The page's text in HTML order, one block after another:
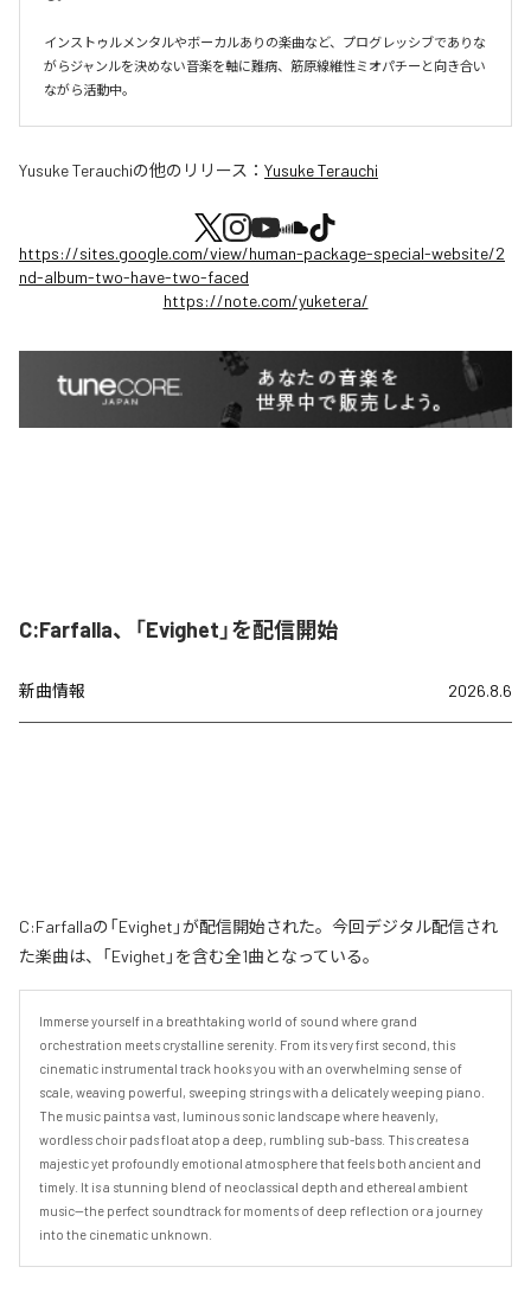
インストゥルメンタルやボーカルありの楽曲など、プログレッシブでありな
がらジャンルを決めない音楽を軸に難病、筋原線維性ミオパチーと向き合い
ながら活動中。
Yusuke Terauchiの他のリリース： Yusuke Terauchi
https://sites.google.com/view/human-package-special-website/2
nd-album-two-have-two-faced
https://note.com/yuketera/
C:Farfalla、「Evighet」を配信開始
新曲情報 2026.8.6
C:Farfallaの「Evighet」が配信開始された。今回デジタル配信され
た楽曲は、「Evighet」を含む全1曲となっている。
Immerse yourself in a breathtaking world of sound where grand
orchestration meets crystalline serenity. From its very first second, this
cinematic instrumental track hooks you with an overwhelming sense of
scale, weaving powerful, sweeping strings with a delicately weeping piano.
​The music paints a vast, luminous sonic landscape where heavenly,
wordless choir pads float atop a deep, rumbling sub-bass. This creates a
majestic yet profoundly emotional atmosphere that feels both ancient and
timely. It is a stunning blend of neoclassical depth and ethereal ambient
music—the perfect soundtrack for moments of deep reflection or a journey
into the cinematic unknown.